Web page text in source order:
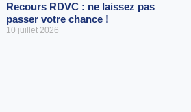
Recours RDVC : ne laissez pas
passer votre chance !
10 juillet 2026